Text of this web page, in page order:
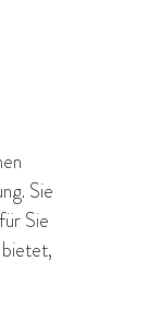
Sie
Sie